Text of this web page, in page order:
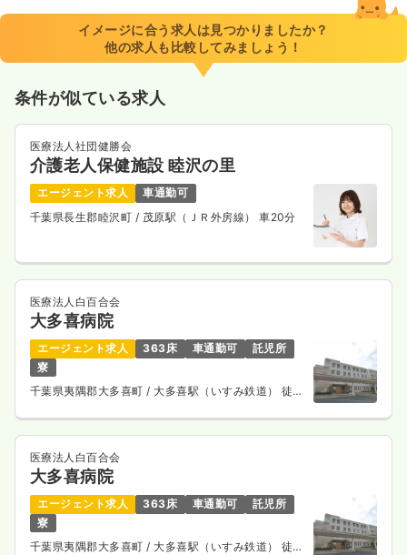
8:30～17:15
4週8休以上
ブランク可 月給34万円以上可
気になる
イメージに合う求人は見つかりましたか？
他の求人も比較してみましょう！
条件が似ている求人
医療法人社団健勝会
介護老人保健施設 睦沢の里
エージェント求人
車通勤可
千葉県長生郡睦沢町 / 茂原駅（ＪＲ外房線） 車20分
医療法人白百合会
大多喜病院
エージェント求人 363床 車通勤可
託児所
寮
千葉県夷隅郡大多喜町/ 大多喜駅（いすみ鉄道） 徒歩
医療法人白百合会
大多喜病院
エージェント求人 363床 車通勤可
託児所
寮
千葉県夷隅郡大多喜町/ 大多喜駅（いすみ鉄道） 徒歩